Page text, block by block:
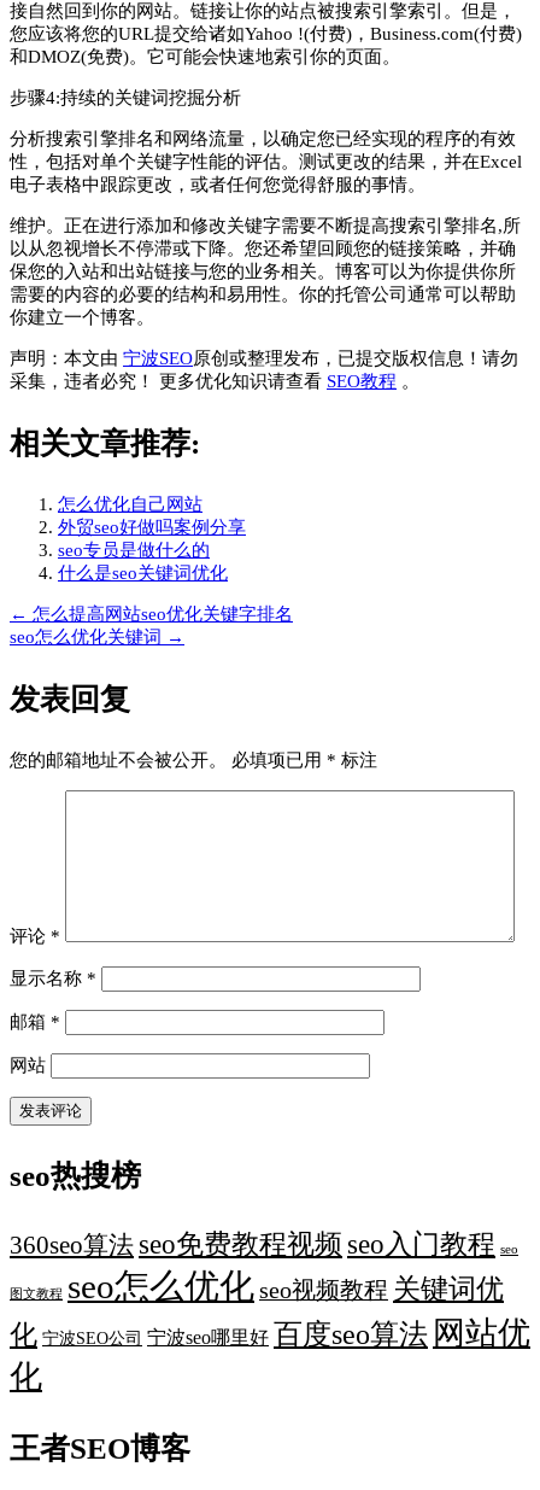
接自然回到你的网站。链接让你的站点被搜索引擎索引。但是，
您应该将您的URL提交给诸如Yahoo !(付费)，Business.com(付费)
和DMOZ(免费)。它可能会快速地索引你的页面。
步骤4:持续的关键词挖掘分析
分析搜索引擎排名和网络流量，以确定您已经实现的程序的有效
性，包括对单个关键字性能的评估。测试更改的结果，并在Excel
电子表格中跟踪更改，或者任何您觉得舒服的事情。
维护。正在进行添加和修改关键字需要不断提高搜索引擎排名,所
以从忽视增长不停滞或下降。您还希望回顾您的链接策略，并确
保您的入站和出站链接与您的业务相关。博客可以为你提供你所
需要的内容的必要的结构和易用性。你的托管公司通常可以帮助
你建立一个博客。
声明：本文由 宁波SEO原创或整理发布，已提交版权信息！请勿
采集，违者必究！ 更多优化知识请查看 SEO教程 。
相关文章推荐:
怎么优化自己网站
外贸seo好做吗案例分享
seo专员是做什么的
什么是seo关键词优化
文
导
航
← 怎么提高网站seo优化关键字排名
seo怎么优化关键词 →
发表回复
您的邮箱地址不会被公开。 必填项已用 * 标注
评论 *
显示名称 *
邮箱 *
网站
seo热搜榜
360seo算法 seo免费教程视频 seo入门教程 seo
图文教程 seo怎么优化seo视频教程 关键词优
化 宁波SEO公司 宁波seo哪里好 百度seo算法 网站优
化
王者SEO博客